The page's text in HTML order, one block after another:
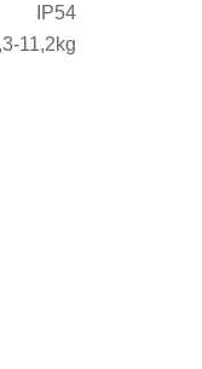
IP54
11,2kg